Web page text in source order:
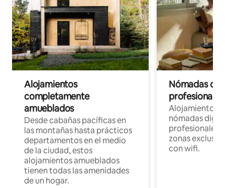
Alojamientos
completamente
amueblados
Desde cabañas pacíficas en
las montañas hasta prácticos
departamentos en el medio
de la ciudad, estos
alojamientos amueblados
tienen todas las amenidades
de un hogar.
Nómadas
Alojamientos
nómadas
profesionales
zonas
con wifi.